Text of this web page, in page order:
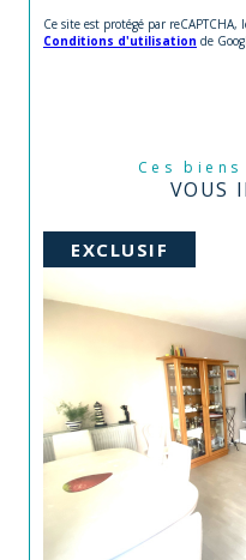
Ce site est protégé par reCAPTCHA,
Conditions d'utilisation de
Ces
VOUS
EXCLUSIF